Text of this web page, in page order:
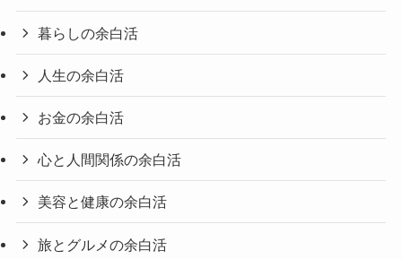
暮らしの余白活
人生の余白活
お金の余白活
心と人間関係の余白活
美容と健康の余白活
旅とグルメの余白活